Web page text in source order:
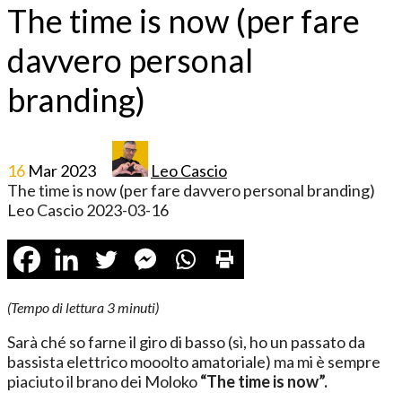
The time is now (per fare
davvero personal
branding)
16 Mar2023
Leo Cascio
The time is now (per fare davvero personal branding)
Leo Cascio2023-03-16
(Tempo di lettura 3minuti)
Sarà ché so farne il giro di basso (sì, ho un passato da
bassista elettrico mooolto amatoriale) ma mi è sempre
piaciuto il brano dei Moloko“The time is now”.